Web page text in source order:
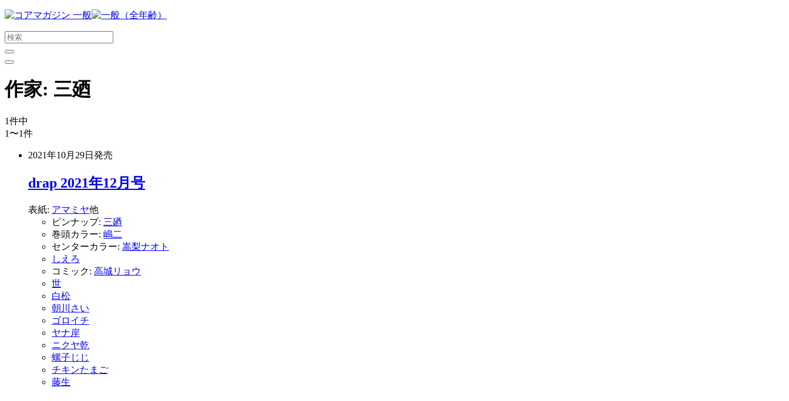
メ
ン
コ
ン
ン
ツ
ス
キ
作家: 三廼
1件中
1〜1件
2021年10月29日 発売
drap 2021年12月号
表紙: アマミヤ他
ピンナップ: 三廼
巻頭カラー: 嶋二
センターカラー: 嵩梨ナオト
しえろ
コミック: 高城リョウ
世
白松
朝川さい
ゴロイチ
ヤナ岸
ニクヤ乾
螺子じじ
チキンたまご
藤生